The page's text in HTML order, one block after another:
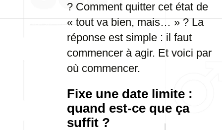
? Comment quitter cet état de
« tout va bien, mais… » ? La
réponse est simple : il faut
commencer à agir. Et voici par
où commencer.
Fixe une date limite :
quand est-ce que ça
suffit ?